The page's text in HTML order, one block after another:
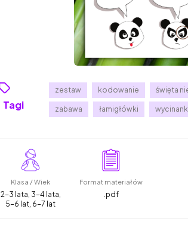
Tagi
zestaw kodowanie święta
zabawa łamigłówki
Klasa / Wiek
2-3 lata, 3-4 lata,
5-6 lat, 6-7 lat
Format materiałów
.pdf